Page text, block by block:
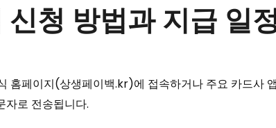
청 방법과 지급 일
홈페이지(상생페이백.kr)에 접속하거나 주요 카드사
자로 전송됩니다.